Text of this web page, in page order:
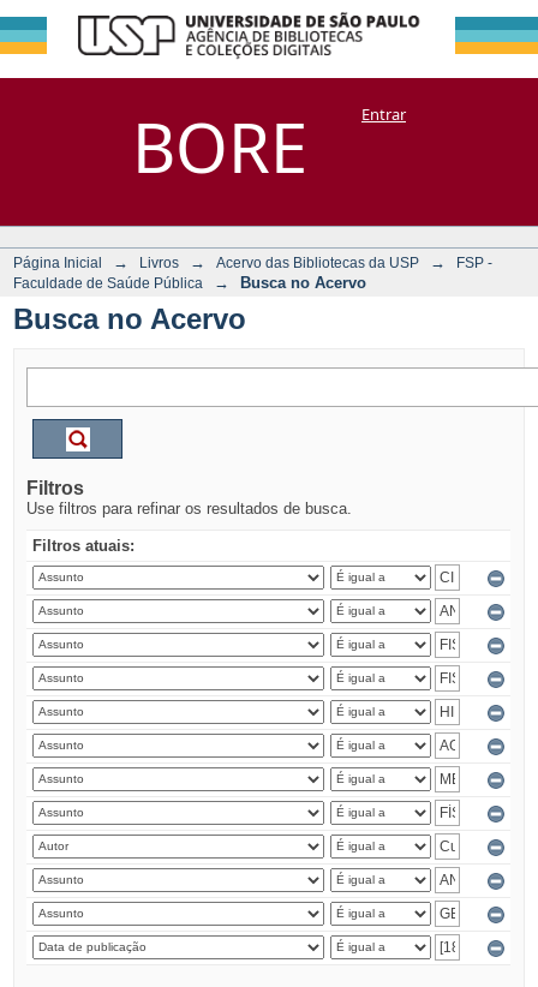
BORE
Busca no Acervo
DSpace/Manakin + CoriscoEntrar
Página Inicial → Livros → Acervo das Bibliotecas da USP →
FSP -
Faculdade de Saúde Pública
→ Busca no Acervo
Busca no Acervo
Filtros
Use filtros para refinar os resultados de busca.
Filtros atuais: